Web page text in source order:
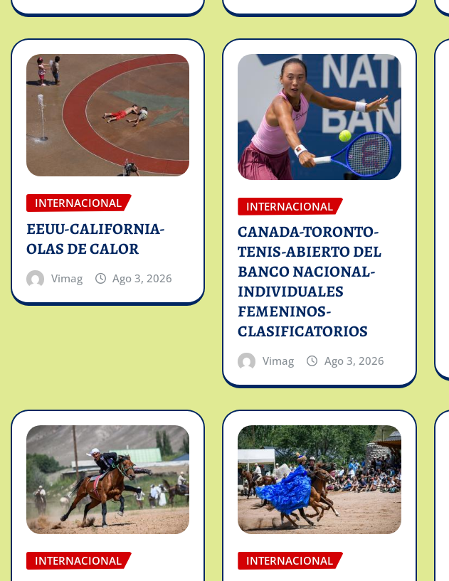
INTERNACIONAL
EEUU-CALIFORNIA-
OLAS DE CALOR
Vimag Ago 3, 2026
INTERNACIONAL
CANADA-TORONTO-
TENIS-ABIERTO DEL
BANCO NACIONAL-
INDIVIDUALES
FEMENINOS-
CLASIFICATORIOS
Vimag Ago 3, 2026
INTERNACIONAL INTERNACIONAL